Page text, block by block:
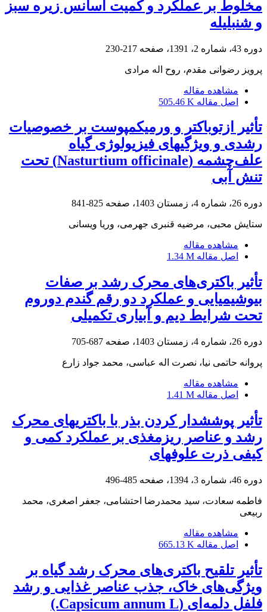
مخلوط بر عملکرد و کمیت اسانس زیره سبز
و شنبلیله
دوره 43، شماره 2، 1391، صفحه 217-230
پرویز رضوانی مقدم، روح اله مرادی
مشاهده مقاله
اصل مقاله 505.46 K
تأثیر ازتوباکتر و ورمی‏کمپوست بر خصوصیات
رشدی و ویژگی‏های فیزیولوژی گیاه
علف‌چشمه (Nasturtium officinale) تحت
تنش آبی
دوره 26، شماره 4، زمستان 1403، صفحه 825-841
ستایش محبی، مرضیه قنبری جهرمی، وریا ویسانی
مشاهده مقاله
اصل مقاله 1.34 M
تأثیر باکتری‌های محرک رشد بر صفات
بیوشیمیایی و عملکرد دو رقم گندم دوروم
تحت شرایط دیم و آبیاری تکمیلی
دوره 26، شماره 4، زمستان 1403، صفحه 687-705
پروانه حاتمی نیا، نصرت اله عباسی، محمد جواد زارع
مشاهده مقاله
اصل مقاله 1.41 M
تأثیر پوششدار کردن بذر با باکتریهای محرک
رشد و عناصر ریزمغذی بر عملکرد کمی و
کیفی ذرت علوفهای
دوره 46، شماره 3، 1394، صفحه 485-496
فاطمه سعادت، سید محمدرضا احتشامی، جعفر اصغری، محمد
ربیعی
مشاهده مقاله
اصل مقاله 665.13 K
تأثیر تلقیح باکتری‌های محرک رشد گیاه بر
ویژگی‌های خاک، جذب عناصر غذایی و رشد
فلفل دلمه‌ای (Capsicum annum L.)